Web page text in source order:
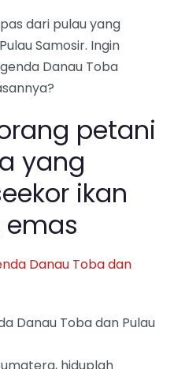
dari pulau yang
Samosir. Ingin
Danau Toba
petani
yang
ikan
emas
Danau Toba dan Pulau
hiduplah